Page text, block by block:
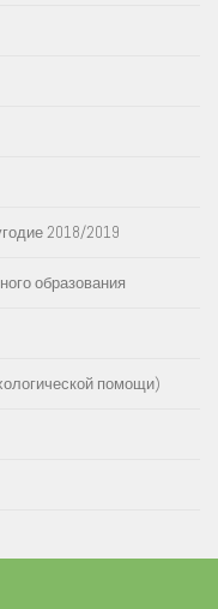
2018/2019
образования
помощи)